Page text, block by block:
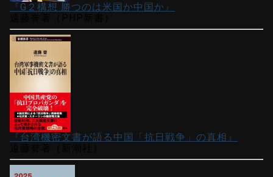
『G２構想 勝つのは米国か中国か』
『台湾機密文書が語る中国「抗日戦争」の真相』